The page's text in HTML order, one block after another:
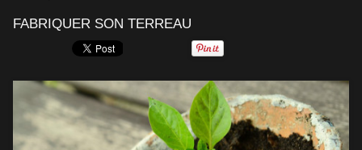
FABRIQUER SON TERREAU